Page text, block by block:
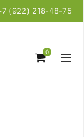
(922) 218-48-75
0